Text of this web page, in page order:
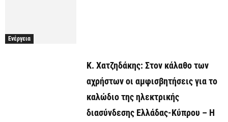
Ενέργεια
Κ. Χατζηδάκης: Στον κάλαθο των
αχρήστων οι αμφισβητήσεις για το
καλώδιο της ηλεκτρικής
διασύνδεσης Ελλάδας-Κύπρου – Η